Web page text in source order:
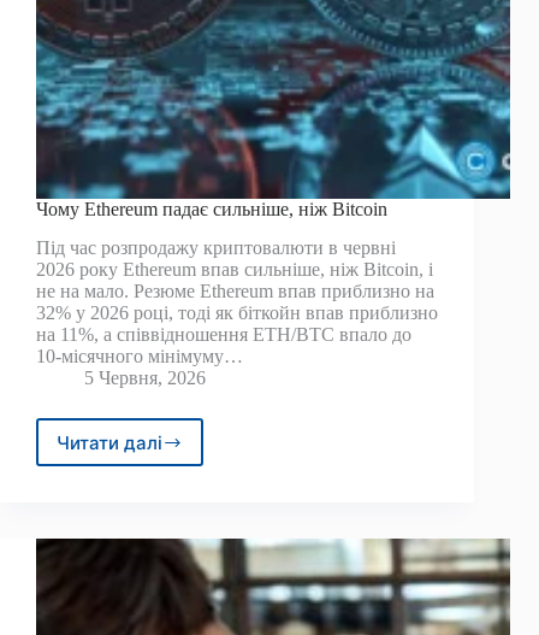
Чому Ethereum падає сильніше, ніж Bitcoin
Під час розпродажу криптовалюти в червні
2026 року Ethereum впав сильніше, ніж Bitcoin, і
не на мало. Резюме Ethereum впав приблизно на
32% у 2026 році, тоді як біткойн впав приблизно
на 11%, а співвідношення ETH/BTC впало до
10-місячного мінімуму…
5 Червня, 2026
Читати далі
Чому
ніж
Bitcoin